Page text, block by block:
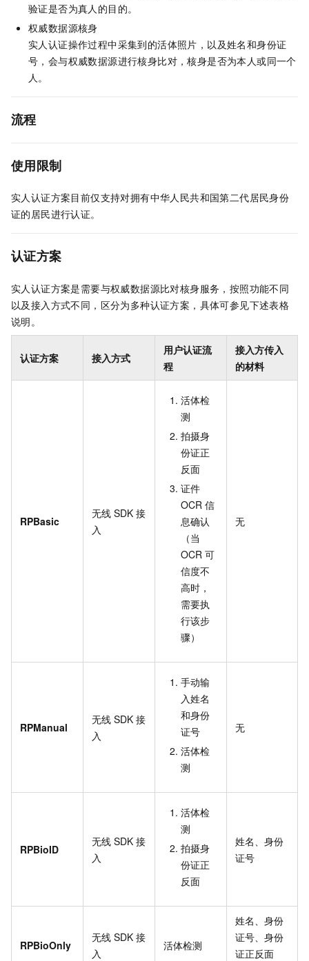
验证是否为真人的目的。
权威数据源核身
实人认证操作过程中采集到的活体照片，以及姓名和身份证
号，会与权威数据源进行核身比对，核身是否为本人或同一个
人。
流程
使用限制
实人认证方案目前仅支持对拥有中华人民共和国第二代居民身份
证的居民进行认证。
认证方案
实人认证方案是需要与权威数据源比对核身服务，按照功能不同
以及接入方式不同，区分为多种认证方案，具体可参见下述表格
说明。
认证方案 接入方式
用户认证流
程
接入方传入
的材料
RPBasic
无线 SDK 接
入
活体检
测
拍摄身
份证正
反面
证件
OCR 信
息确认
（当
OCR 可
信度不
高时，
需要执
行该步
骤）
无
RPManual
无线 SDK 接
入
手动输
入姓名
和身份
证号
活体检
测
无
RPBioID
无线 SDK 接
入
活体检
测
拍摄身
份证正
反面
姓名、身份
证号
RPBioOnly
无线 SDK 接
入
活体检测
姓名、身份
证号、身份
证正反面